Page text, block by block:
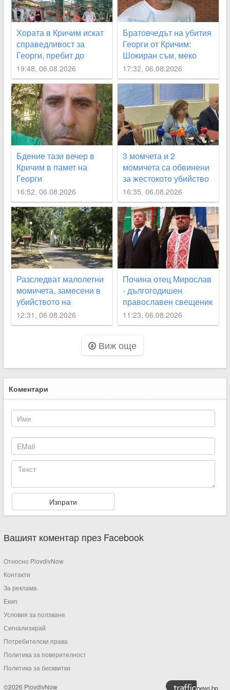
Хората в Кричим искат
справедливост за
Георги, пребит до
смърт
19:48, 06.08.2026
Братовчедът на убития
Георги от Кричим:
Шокиран съм, меко
казано
17:32, 06.08.2026
Бдение тази вечер в
Кричим в памет на
Георги
16:52, 06.08.2026
3 момчета и 2
момичета са обвинени
за жестокото убийство
на Георги от Кричим
16:35, 06.08.2026
Разследват малолетни
момичета, замесени в
убийството на
Младежки хълм
12:31, 06.08.2026
Почина отец Мирослав
- дългогодишен
православен свещеник
в Кричим
11:23, 06.08.2026
Виж още
Коментари
Вашият коментар през Facebook
Относно PlovdivNow
Контакти
За реклама
Екип
Условия за ползване
Сигнализирай
Потребителски права
Политика за поверителност
Политика за бисквитки
©2026 PlovdivNow